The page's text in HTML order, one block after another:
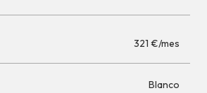
321 €/mes
Blanco